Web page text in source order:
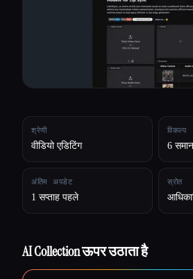
श्रेणी
वीडियो एडिटिंग
विकल्प
6
अंतिम अपडेट
1 सप्ताह पहले
स्रोत
AI Collection ऊपर उठाता है